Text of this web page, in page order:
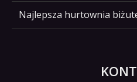
Najlepsza hurtownia